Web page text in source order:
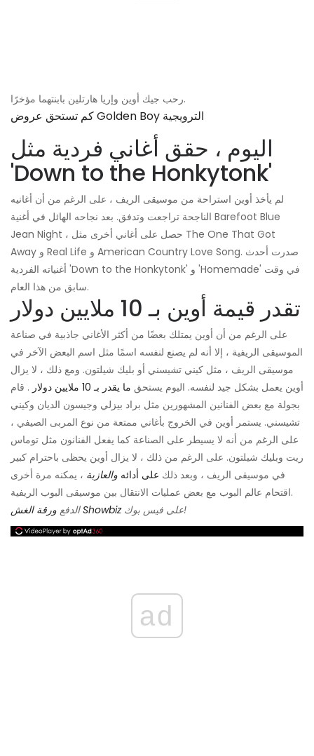
رحب جيك أوين وإريا هارتلين بابنتهما مؤخرًا.
كم تستحق عروض Golden Boy الترويجية
اليوم ، حقق أغاني فردية مثل
'Down to the Honkytonk'
لم يأخذ أوين استراحة من موسيقى الريف ، على الرغم من أن أغانيه
الناجحة تراجعت وتدفق. بعد نجاحه الهائل في أغنية Barefoot Blue
Jean Night ، حصل على أغاني أخرى مثل The One That Got
Away و Real Life و American Country Love Song. صدرت أحدث
أغنياته الفردية 'Down to the Honkytonk' و 'Homemade' في وقت
سابق من هذا العام.
تقدر قيمة أوين بـ 10 ملايين دولار
على الرغم من أن أوين يمتلك بعضًا من أكثر الأغاني جاذبية في صناعة
الموسيقى الريفية ، إلا أنه لم يصنع لنفسه اسمًا مثل اسم البعض الآخر في
موسيقى الريف ، مثل كيني تشيسني أو بليك شيلتون. ومع ذلك ، لا يزال
أوين يعمل بشكل جيد لنفسه. اليوم يستحق ما يقدر بـ 10 ملايين دولار
. قام
بجولة مع بعض الفنانين المشهورين مثل براد بيزلي وجيسون الديان وكيني
تشيسني. يستمر أوين في الخروج بأغاني ممتعة من نوع المربى الصيفي ،
على الرغم من أنه لا يسيطر على الصناعة كما يفعل الفنانون مثل توماس
ريت وبليك شيلتون. على الرغم من ذلك ، لا يزال أوين يحظى باحترام كبير
في موسيقى الريف ، وبعد ذلك على أدائه والعازبة ، يمكنه مرة أخرى
اقتحام عالم البوب ​​مع بعض عمليات الانتقال بين موسيقى البوب ​​الريفية.
الدفعورقة الغش Showbiz على فيس بوك!
ad